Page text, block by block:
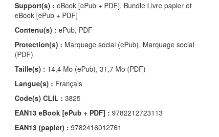
Support(s) : eBook [ePub + PDF], Bundle Livre papier et
eBook [ePub + PDF]
Contenu(s) : ePub, PDF
Protection(s) : Marquage social (ePub), Marquage social
(PDF)
Taille(s) : 14,4 Mo (ePub), 31,7 Mo (PDF)
Langue(s) : Français
Code(s) CLIL : 3825
EAN13 eBook [ePub + PDF] : 9782212723113
EAN13 (papier) : 9782416012761